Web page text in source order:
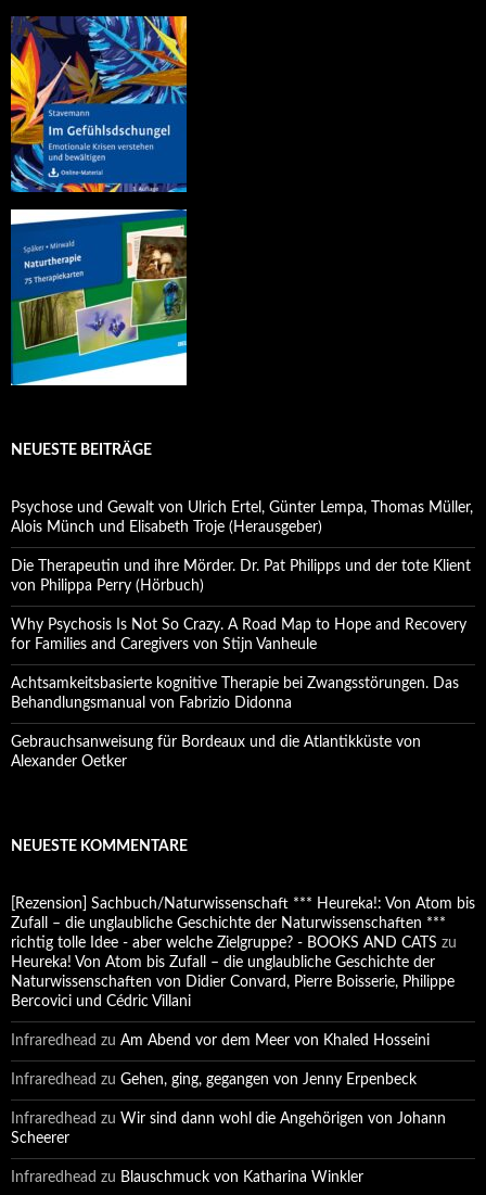
NEUESTE BEITRÄGE
Psychose und Gewalt von Ulrich Ertel, Günter Lempa, Thomas Müller,
Alois Münch und Elisabeth Troje (Herausgeber)
Die Therapeutin und ihre Mörder. Dr. Pat Philipps und der tote Klient
von Philippa Perry (Hörbuch)
Why Psychosis Is Not So Crazy. A Road Map to Hope and Recovery
for Families and Caregivers von Stijn Vanheule
Achtsamkeitsbasierte kognitive Therapie bei Zwangsstörungen. Das
Behandlungsmanual von Fabrizio Didonna
Gebrauchsanweisung für Bordeaux und die Atlantikküste von
Alexander Oetker
NEUESTE KOMMENTARE
[Rezension] Sachbuch/Naturwissenschaft *** Heureka!: Von Atom bis
Zufall – die unglaubliche Geschichte der Naturwissenschaften ***
richtig tolle Idee - aber welche Zielgruppe? - BOOKS AND CATS zu
Heureka! Von Atom bis Zufall – die unglaubliche Geschichte der
Naturwissenschaften von Didier Convard, Pierre Boisserie, Philippe
Bercovici und Cédric Villani
Infraredhead zu Am Abend vor dem Meer von Khaled Hosseini
Infraredhead zu Gehen, ging, gegangen von Jenny Erpenbeck
Infraredhead zu Wir sind dann wohl die Angehörigen von Johann
Scheerer
Infraredhead zu Blauschmuck von Katharina Winkler